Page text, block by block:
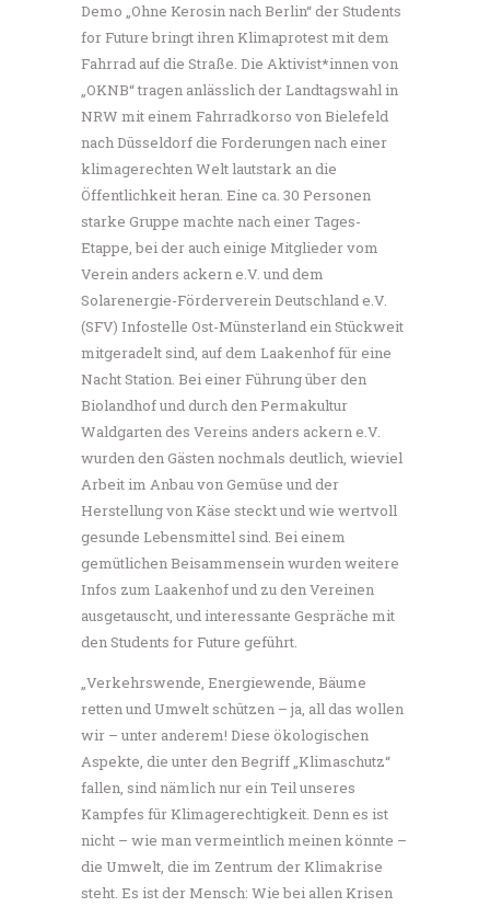
Demo „Ohne Kerosin nach Berlin“ der Students
for Future bringt ihren Klimaprotest mit dem
Fahrrad auf die Straße. Die Aktivist*innen von
„OKNB“ tragen anlässlich der Landtagswahl in
NRW mit einem Fahrradkorso von Bielefeld
nach Düsseldorf die Forderungen nach einer
klimagerechten Welt lautstark an die
Öffentlichkeit heran. Eine ca. 30 Personen
starke Gruppe machte nach einer Tages-
Etappe, bei der auch einige Mitglieder vom
Verein anders ackern e.V. und dem
Solarenergie-Förderverein Deutschland e.V.
(SFV) Infostelle Ost-Münsterland ein Stückweit
mitgeradelt sind, auf dem Laakenhof für eine
Nacht Station. Bei einer Führung über den
Biolandhof und durch den Permakultur
Waldgarten des Vereins anders ackern e.V.
wurden den Gästen nochmals deutlich, wieviel
Arbeit im Anbau von Gemüse und der
Herstellung von Käse steckt und wie wertvoll
gesunde Lebensmittel sind. Bei einem
gemütlichen Beisammensein wurden weitere
Infos zum Laakenhof und zu den Vereinen
ausgetauscht, und interessante Gespräche mit
den Students for Future geführt.
„Verkehrswende, Energiewende, Bäume
retten und Umwelt schützen – ja, all das wollen
wir – unter anderem! Diese ökologischen
Aspekte, die unter den Begriff „Klimaschutz“
fallen, sind nämlich nur ein Teil unseres
Kampfes für Klimagerechtigkeit. Denn es ist
nicht – wie man vermeintlich meinen könnte –
die Umwelt, die im Zentrum der Klimakrise
steht. Es ist der Mensch: Wie bei allen Krisen